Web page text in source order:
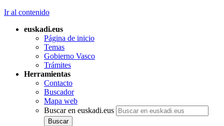
Ir al contenido
euskadi.eus
Página de inicio
Temas
Gobierno Vasco
Trámites
Herramientas
Contacto
Buscador
Mapa web
Buscar en euskadi.eus